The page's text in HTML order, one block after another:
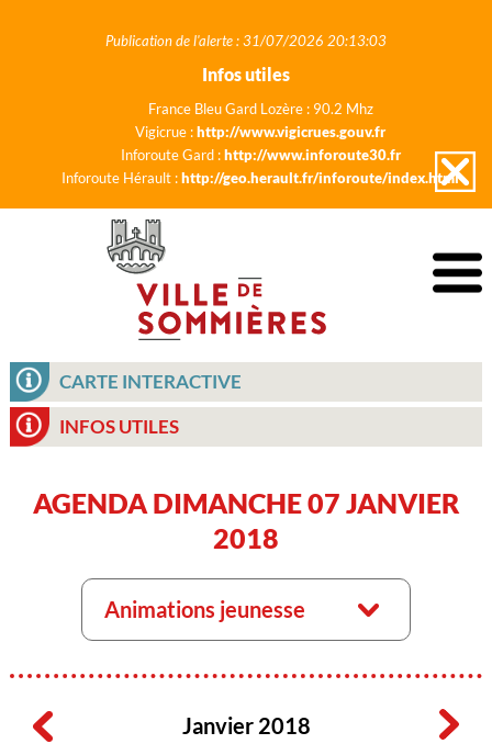
Publication de l'alerte : 31/07/2026 20:13:03
Infos utiles
France Bleu Gard Lozère : 90.2 Mhz
Vigicrue :http://www.vigicrues.gouv.fr
Inforoute Gard :http://www.inforoute30.fr
Inforoute Hérault :http://geo.herault.fr/inforoute/index.html
CARTE INTERACTIVE
INFOS UTILES
AGENDA DIMANCHE 07 JANVIER
2018
Animations jeunesse
Janvier 2018